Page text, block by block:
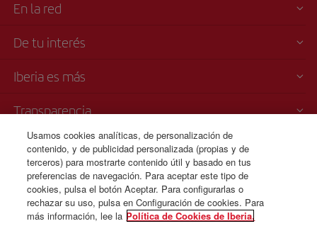
En la red
De tu interés
Iberia es más
Transparencia
Venta telefónica
+33 0 170 911 465
Lunes a domingo 09:00 - 20:00 horas (francés). Lunes a domingo
00:00 - 24:00 horas (español e inglés).
Usamos cookies analíticas, de personalización de
contenido, y de publicidad personalizada (propias y de
terceros) para mostrarte contenido útil y basado en tus
preferencias de navegación. Para aceptar este tipo de
cookies, pulsa el botón Aceptar. Para configurarlas o
rechazar su uso, pulsa en Configuración de cookies. Para
más información, lee la Política de Cookies de Iberia.